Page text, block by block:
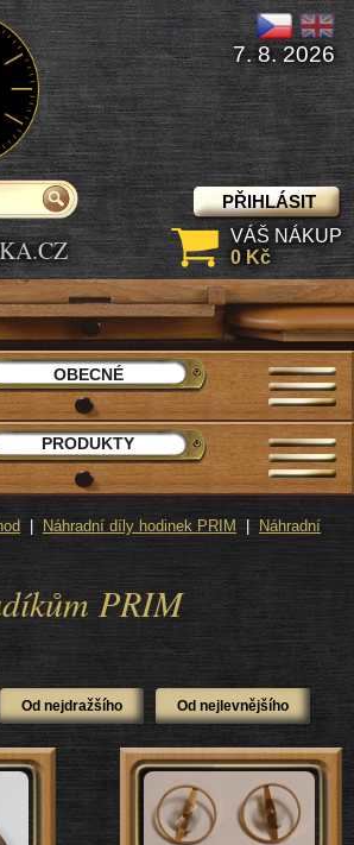
Náhradní díly hodinek PRIM
Náhradní
PRIM
PŘIHLÁSIT
7. 8. 2026
VÁŠ NÁKUP
0 Kč
OBECNÉ
PRODUKTY